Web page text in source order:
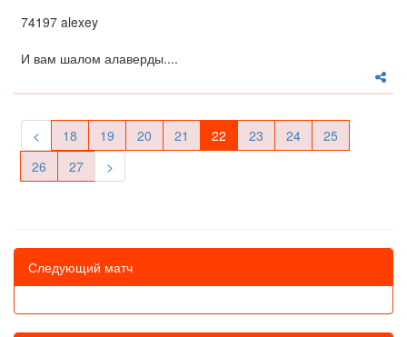
74197 alexey
И вам шалом алаверды....
< 18 19 20 21 22 23 24
25
26
27 >
Следующий матч